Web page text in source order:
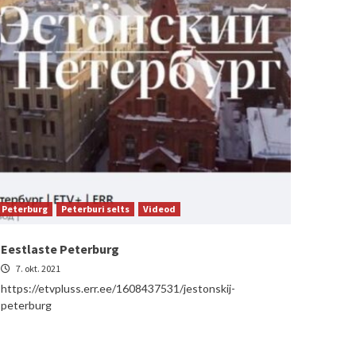
Peterburg Peterburi selts Videod
Eestlaste Peterburg
7. okt. 2021
https://etvpluss.err.ee/1608437531/jestonskij-
peterburg